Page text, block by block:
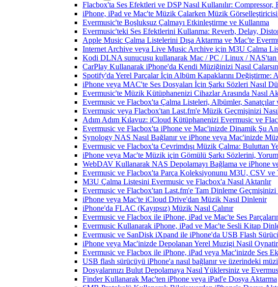
Flacbox'ta Ses Efektleri ve DSP Nasıl Kullanılır:
iPhone, iPad ve Mac'te Müzik Çalarken Müzik Görselleştiricisi
Evermusic'te Boşluksuz Çalmayı Etkinleştirme ve Kullanma
Evermusic'teki Ses Efektlerini Kullanma: Reverb, Delay,
Apple Music Çalma Listelerini Dışa Aktarma ve Mac'te
Internet Archive veya Live Music Archive için M3U Çalma
Kodi DLNA sunucusu kullanarak Mac / PC / Linux / NAS'tan
CarPlay Kullanarak iPhone'da Kendi Müziğinizi Nasıl
Spotify'da Yerel Parçalar İçin Albüm Kapaklarını Değiştirme:
iPhone veya MAC'te Ses Dosyaları İçin Şarkı Sözleri Nasıl
Evermusic'te Müzik Kütüphanenizi Cihazlar Arasında Nasıl
Evermusic ve Flacbox'ta Çalma Listeleri, Albümler,
Evermusic veya Flacbox'tan Last.fm'e Müzik Geçmişinizi
Adım Adım Kılavuz: iCloud Kütüphanenizi Evermusic ve
Evermusic ve Flacbox'ta iPhone ve Mac'inizde Dinamik Şu An
Synology NAS Nasıl Bağlanır ve iPhone veya Mac'inizde
Evermusic ve Flacbox'ta Çevrimdışı Müzik Çalma: Buluttan
iPhone veya Mac'te Müzik için Gömülü Şarkı Sözlerini,
WebDAV Kullanarak NAS Depolamayı Bağlama ve iPhone
Evermusic ve Flacbox'ta Parça Koleksiyonunu M3U, CSV ve
M3U Çalma Listesini Evermusic ve Flacbox'a Nasıl Aktarılır
Evermusic ve Flacbox'tan Last.fm'e Tam Dinleme Geçmişinizi
iPhone veya Mac'te iCloud Drive'dan Müzik Nasıl Dinlenir
iPhone'da FLAC (Kayıpsız) Müzik Nasıl Çalınır
Evermusic ve Flacbox ile iPhone, iPad ve Mac'te Ses
Evermusic Kullanarak iPhone, iPad ve Mac'te Sesli Kitap
Evermusic ve SanDisk iXpand ile iPhone'da USB Flash
iPhone veya Mac'inizde Depolanan Yerel Muzigi Nasil
Evermusic ve Flacbox ile iPhone, iPad veya Mac'inizde Ses
USB flash sürücüyü iPhone'a nasıl bağlanır ve üzerindeki
Dosyalarınızı Bulut Depolamaya Nasıl Yüklersiniz ve
Finder Kullanarak Mac'ten iPhone veya iPad'e Dosya Aktarma